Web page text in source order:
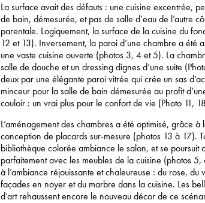
La surface avait des défauts : une cuisine excentrée,
de bain, démesurée, et pas de salle d’eau de l’autre
parentale. Logiquement, la surface de la cuisine du
12 et 13). Inversement, la paroi d’une chambre a été
une vaste cuisine ouverte (photos 3, 4 et 5). La
salle de douche et un dressing dignes d’une suite
deux par une élégante paroi vitrée qui crée un sas
minceur pour la salle de bain démesurée au profit
couloir : un vrai plus pour le confort de vie (Photo 11,
L’aménagement des chambres a été optimisé, grâce
conception de placards sur-mesure (photos 13 à 17).
bibliothèque colorée ambiance le salon, et se poursuit
parfaitement avec les meubles de la cuisine (photos
à l’ambiance réjouissante et chaleureuse : du rose,
façades en noyer et du marbre dans la cuisine. Les
d’art rehaussent encore le nouveau décor de ce